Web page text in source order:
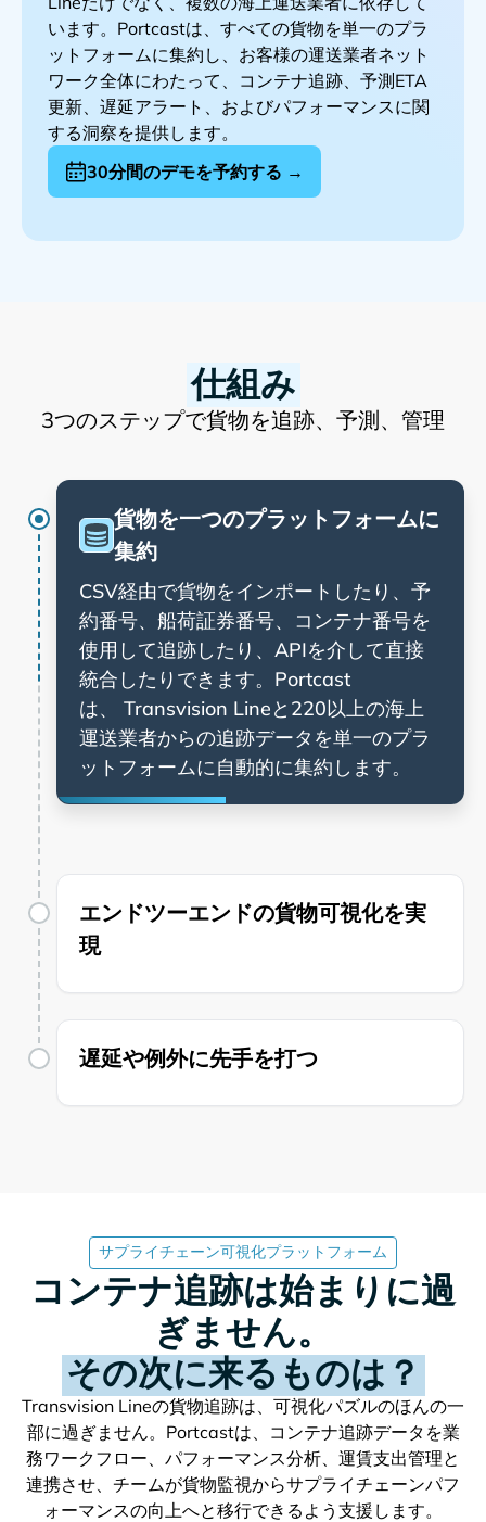
います。Portcastは、すべての貨物を単一のプラ
ットフォームに集約し、お客様の運送業者ネット
ワーク全体にわたって、コンテナ追跡、予測ETA
更新、遅延アラート、およびパフォーマンスに関
する洞察を提供します。
30分間のデモを予約する →
仕組み
3つのステップで貨物を追跡、予測、管理
貨物を一つのプラットフォームに
集約
CSV経由で貨物をインポートしたり、予
約番号、船荷証券番号、コンテナ番号を
使用して追跡したり、APIを介して直接
統合したりできます。Portcast
は、
と220以上の海上
運送業者からの追跡データを単一のプラ
ットフォームに自動的に集約します。
エンドツーエンドの貨物可視化を実
現
遅延や例外に先手を打つ
サプライチェーン可視化プラットフォーム
コンテナ追跡は始まりに過
ぎません。
その次に来るものは？
の貨物追跡は、可視化パズルのほんの一
部に過ぎません。Portcastは、コンテナ追跡データを業
務ワークフロー、パフォーマンス分析、運賃支出管理と
連携させ、チームが貨物監視からサプライチェーンパフ
ォーマンスの向上へと移行できるよう支援します。